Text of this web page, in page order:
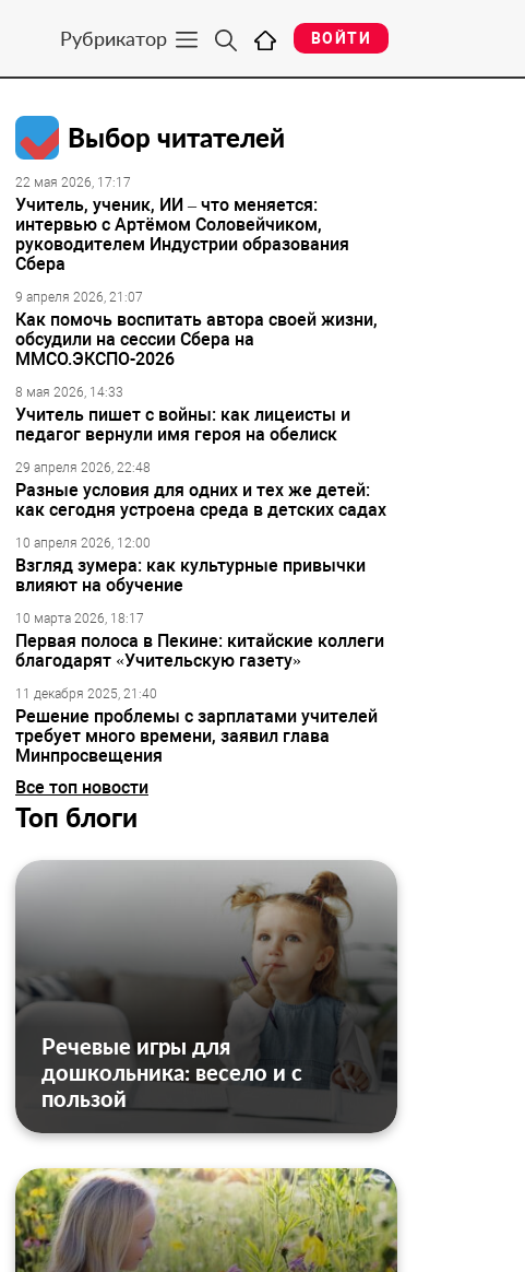
Рубрикатор ВОЙТИ
Выбор читателей
22 мая 2026, 17:17
Учитель, ученик, ИИ – что меняется:
интервью с Артёмом Соловейчиком,
руководителем Индустрии образования
Сбера
9 апреля 2026, 21:07
Как помочь воспитать автора своей жизни,
обсудили на сессии Сбера на
ММСО.ЭКСПО-2026
8 мая 2026, 14:33
Учитель пишет с войны: как лицеисты и
педагог вернули имя героя на обелиск
29 апреля 2026, 22:48
Разные условия для одних и тех же детей:
как сегодня устроена среда в детских садах
10 апреля 2026, 12:00
Взгляд зумера: как культурные привычки
влияют на обучение
10 марта 2026, 18:17
Первая полоса в Пекине: китайские коллеги
благодарят «Учительскую газету»
11 декабря 2025, 21:40
Решение проблемы с зарплатами учителей
требует много времени, заявил глава
Минпросвещения
Все топ новости
Топ блоги
Речевые игры для
дошкольника: весело и с
пользой